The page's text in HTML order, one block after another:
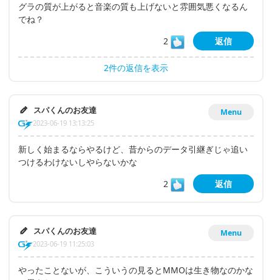
グラの質が上がると音楽の質も上げないと雰囲気悪くなるん
でね？
2
返信
2件の返信を表示
Menu
スパくんのお友達
2023-06-19 13:13:25
新しく始まるならやるけど、昔からのデータ引継ぎじゃ追い
つけるわけないしやらないかな
2
返信
Menu
スパくんのお友達
2023-06-19 11:25:03
やったことないが、こういうの見るとMMOは生き物なのかな